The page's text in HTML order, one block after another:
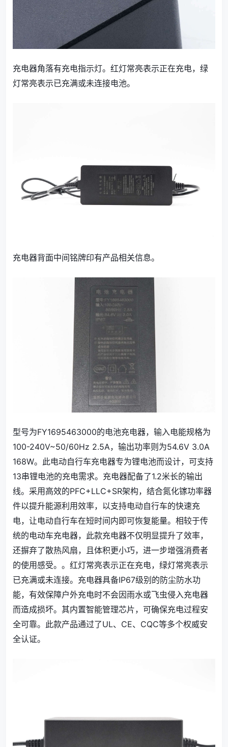
充电器角落有充电指示灯。红灯常亮表示正在充电，绿
灯常亮表示已充满或未连接电池。
充电器背面中间铭牌印有产品相关信息。
型号为FY1695463000的电池充电器，输入电能规格为
100-240V~50/60Hz 2.5A，输出功率则为54.6V 3.0A
168W。此电动自行车充电器专为锂电池而设计，可支持
13串锂电池的充电需求。充电器配备了1.2米长的输出
线。采用高效的PFC+LLC+SR架构，结合氮化镓功率器
件以提升能源利用效率，以支持电动自行车的快速充
电，让电动自行车在短时间内即可恢复能量。相较于传
统的电动车充电器，此款充电器不仅明显提升了效率，
还摒弃了散热风扇，且体积更小巧，进一步增强消费者
的使用感受。。红灯常亮表示正在充电，绿灯常亮表示
已充满或未连接。充电器具备IP67级别的防尘防水功
能，有效保障户外充电时不会因雨水或飞虫侵入充电器
而造成损坏。其内置智能管理芯片，可确保充电过程安
全可靠。此款产品通过了UL、CE、CQC等多个权威安
全认证。